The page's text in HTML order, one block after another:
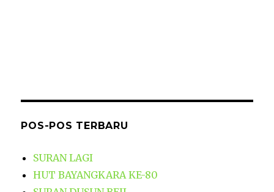
POS-POS TERBARU
SURAN LAGI
HUT BAYANGKARA KE-80